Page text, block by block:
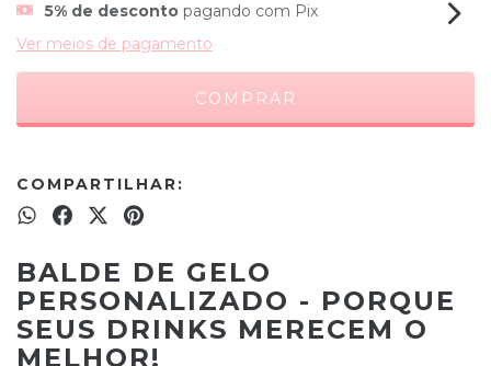
5% de desconto pagando com Pix
Ver meios de pagamento
COMPARTILHAR:
BALDE DE GELO
PERSONALIZADO - PORQUE
SEUS DRINKS MERECEM O
MELHOR!